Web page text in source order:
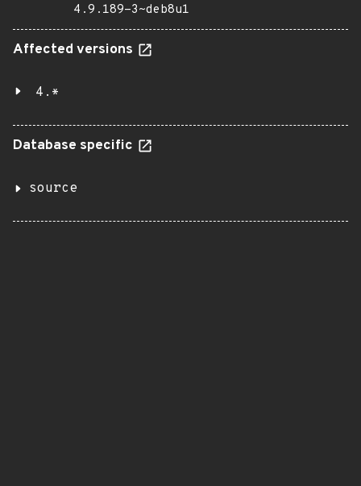
4.9.189-3~deb8u1
Affected versions
4.*
Database specific
source